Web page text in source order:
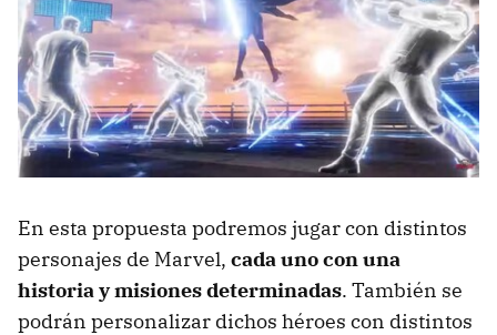
En esta propuesta podremos jugar con distintos
personajes de Marvel, cada uno con una
historia y misiones determinadas. También se
podrán personalizar dichos héroes con distintos